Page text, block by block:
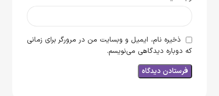
ذخیره نام، ایمیل و وبسایت من در مرورگر برای زمانی
که دوباره دیدگاهی می‌نویسم.